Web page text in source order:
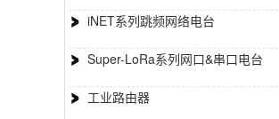
iNET系列跳频网络电台
Super-LoRa系列网口&串口电台
工业路由器